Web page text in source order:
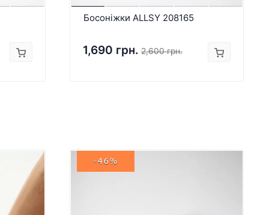
Босоніжки ALLSY 208165
1,690 грн. 2,600 грн.
-46%